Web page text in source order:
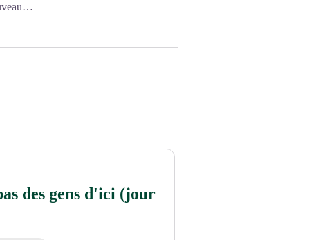
des gens d'ici (jour